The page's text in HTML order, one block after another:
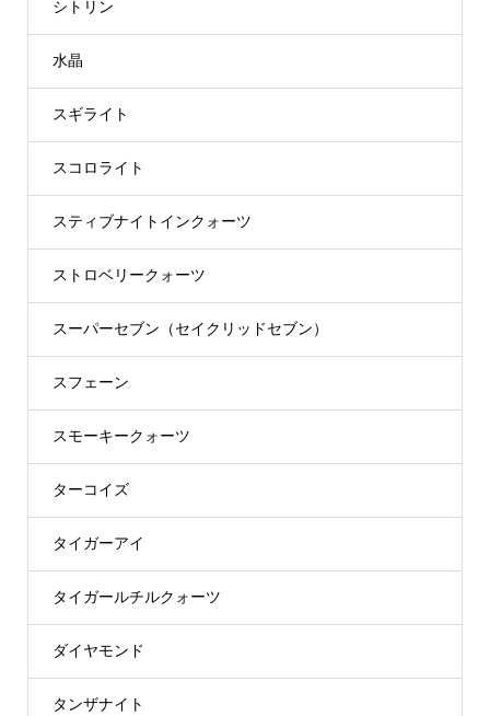
シトリン
水晶
スギライト
スコロライト
スティブナイトインクォーツ
ストロベリークォーツ
スーパーセブン（セイクリッドセブン）
スフェーン
スモーキークォーツ
ターコイズ
タイガーアイ
タイガールチルクォーツ
ダイヤモンド
タンザナイト